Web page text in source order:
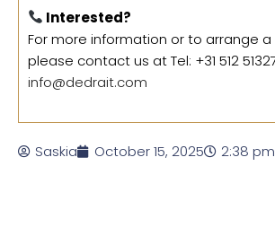
Interested?
For more information or to arrange a
please contact us at Tel: +31 512
info@dedrait.com
Saskia October 15, 2025 2:38 pm